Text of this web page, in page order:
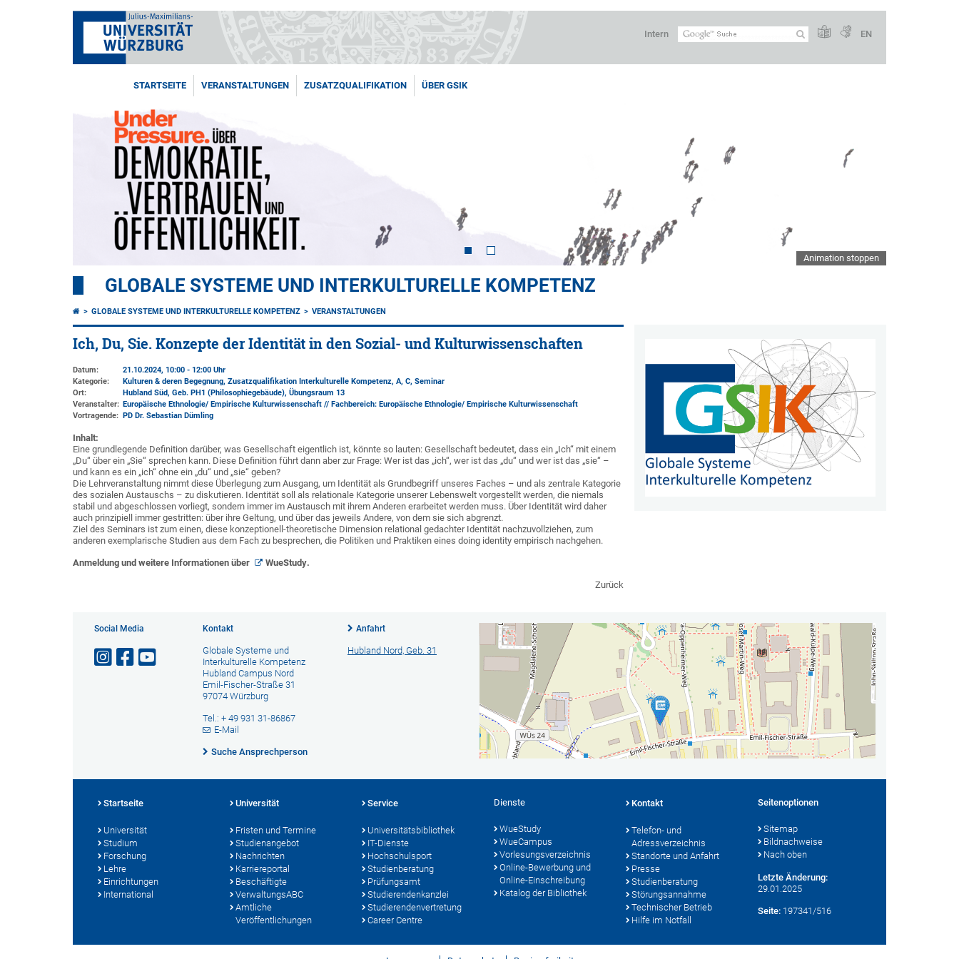
Intern EN
STARTSEITE VERANSTALTUNGEN ZUSATZQUALIFIKATION ÜBER GSIK
Animation stoppen
GLOBALE SYSTEME UND INTERKULTURELLE KOMPETENZ
GLOBALE SYSTEME UND INTERKULTURELLE KOMPETENZ VERANSTALTUNGEN
Ich, Du, Sie. Konzepte der Identität in den Sozial- und Kulturwissenschaften
Datum:
21.10.2024, 10:00 - 12:00 Uhr
Kategorie:
Kulturen & deren Begegnung, Zusatzqualifikation Interkulturelle Kompetenz, A, C, Seminar
Ort:
Hubland Süd, Geb. PH1 (Philosophiegebäude), Übungsraum 13
Veranstalter: Europäische Ethnologie/ Empirische Kulturwissenschaft // Fachbereich: Europäische Ethnologie/ Empirische Kulturwissenschaft
Vortragende: PD Dr. Sebastian Dümling
Inhalt:
Eine grundlegende Definition darüber, was Gesellschaft eigentlich ist, könnte so lauten: Gesellschaft bedeutet, dass ein „Ich“ mit einem
„Du“ über ein „Sie“ sprechen kann. Diese Definition führt dann aber zur Frage: Wer ist das „ich“, wer ist das „du“ und wer ist das „sie“ –
und kann es ein „ich“ ohne ein „du“ und „sie“ geben?
Die Lehrveranstaltung nimmt diese Überlegung zum Ausgang, um Identität als Grundbegriff unseres Faches – und als zentrale Kategorie
des sozialen Austauschs – zu diskutieren. Identität soll als relationale Kategorie unserer Lebenswelt vorgestellt werden, die niemals
stabil und abgeschlossen vorliegt, sondern immer im Austausch mit ihrem Anderen erarbeitet werden muss. Über Identität wird daher
auch prinzipiell immer gestritten: über ihre Geltung, und über das jeweils Andere, von dem sie sich abgrenzt.
Ziel des Seminars ist zum einen, diese konzeptionell-theoretische Dimension relational gedachter Identität nachzuvollziehen, zum
anderen exemplarische Studien aus dem Fach zu besprechen, die Politiken und Praktiken eines doing identity empirisch nachgehen.
Anmeldung und weitere Informationen über WueStudy.
Zurück
Social Media Kontakt
Globale Systeme und
Interkulturelle Kompetenz
Hubland Campus Nord
Emil-Fischer-Straße 31
97074 Würzburg
Tel.: + 49 931 31-86867
E-Mail
Suche Ansprechperson
Anfahrt
Hubland Nord, Geb. 31
Startseite
Universität
Studium
Forschung
Lehre
Einrichtungen
International
Universität
Fristen und Termine
Studienangebot
Nachrichten
Karriereportal
Beschäftigte
VerwaltungsABC
Amtliche
Veröffentlichungen
Service
Universitätsbibliothek
IT-Dienste
Hochschulsport
Studienberatung
Prüfungsamt
Studierendenkanzlei
Studierendenvertretung
Career Centre
Dienste
WueStudy
WueCampus
Vorlesungsverzeichnis
Online-Bewerbung und
Online-Einschreibung
Katalog der Bibliothek
Kontakt
Telefon- und
Adressverzeichnis
Standorte und Anfahrt
Presse
Studienberatung
Störungsannahme
Technischer Betrieb
Hilfe im Notfall
Seitenoptionen
Sitemap
Bildnachweise
Nach oben
Letzte Änderung:
29.01.2025
Seite: 197341/516